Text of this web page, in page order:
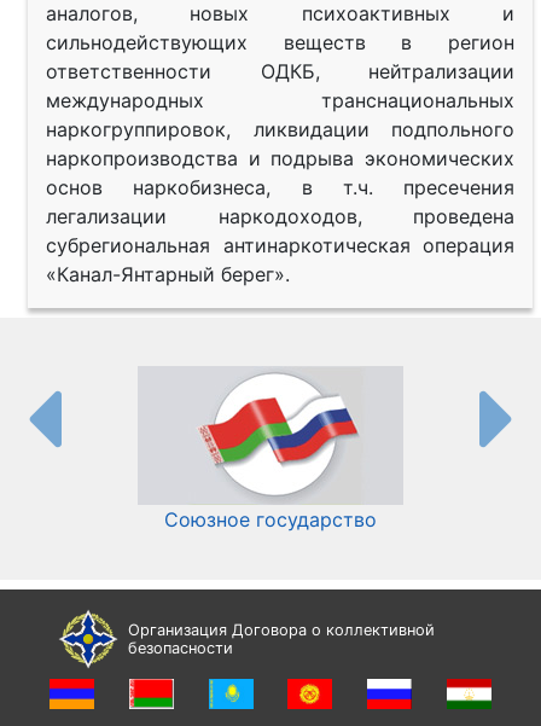
аналогов, новых психоактивных и
сильнодействующих веществ в регион
ответственности ОДКБ, нейтрализации
международных транснациональных
наркогруппировок, ликвидации подпольного
наркопроизводства и подрыва экономических
основ наркобизнеса, в т.ч. пресечения
легализации наркодоходов, проведена
субрегиональная антинаркотическая операция
«Канал-Янтарный берег».
Союзное государство
Организация Договора о коллективной
безопасности